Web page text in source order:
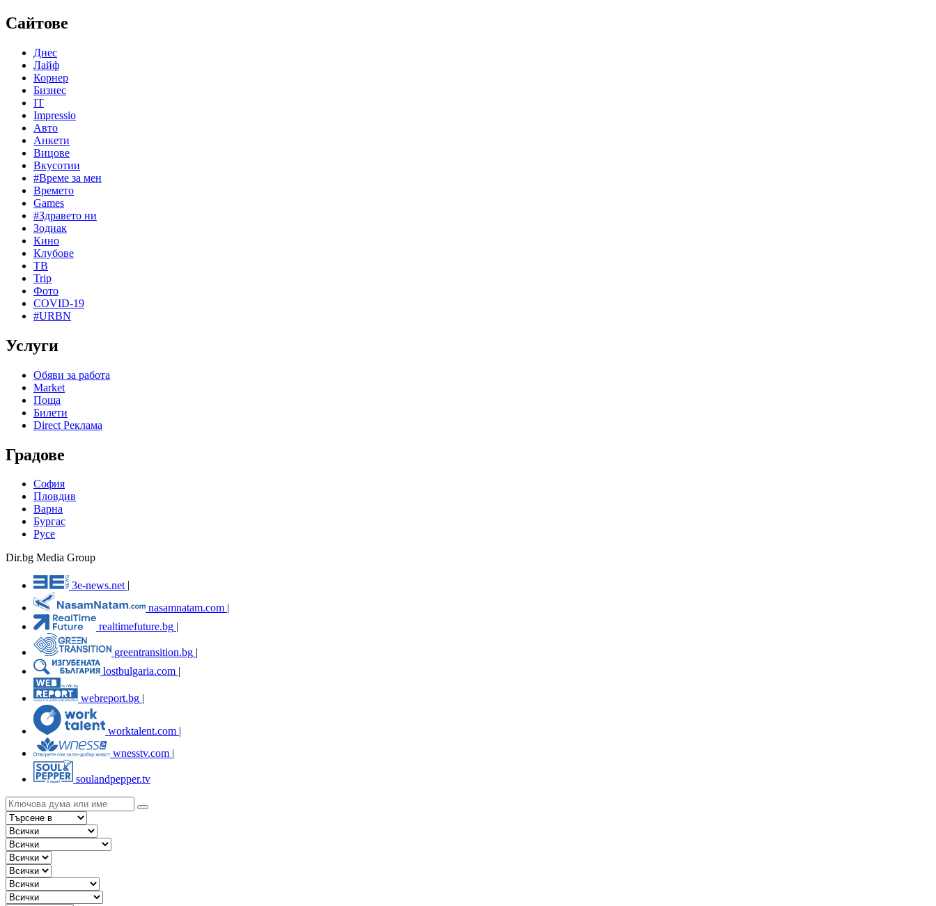
Сайтове
Днес
Лайф
Корнер
Бизнес
IT
Impressio
Авто
Анкети
Вицове
Вкусотии
#Време за мен
Времето
Games
#Здравето ни
Зодиак
Кино
Клубове
ТВ
Trip
Фото
COVID-19
#URBN
Услуги
Обяви за работа
Market
Поща
Билети
Direct Реклама
Градове
София
Пловдив
Варна
Бургас
Русе
Dir.bg Media Group
3e-news.net
nasamnatam.com |
realtimefuture.bg |
greentransition.bg |
lostbulgaria.com |
webreport.bg
worktalent.com |
wnesstv.com |
soulandpepper.tv